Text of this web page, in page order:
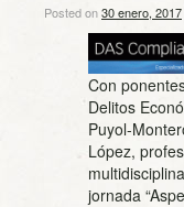
Posted on30 enero, 2017
Con
Delitos
Puyol-
López,
jornada